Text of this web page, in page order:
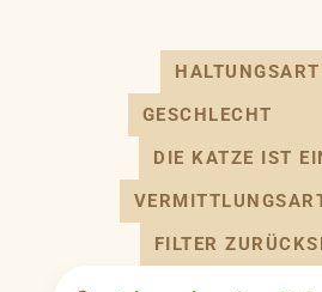
http://www.tierheim-hannover.de
https://www.facebook.com/
https://www.youtube.com/user/
https://www.instagram.com/
https://www.tiktok.com/
FILTER